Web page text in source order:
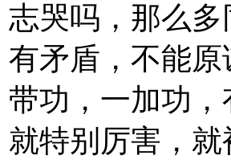
志哭吗，那么
有矛盾，不能
带功，一加功
就特别厉害，